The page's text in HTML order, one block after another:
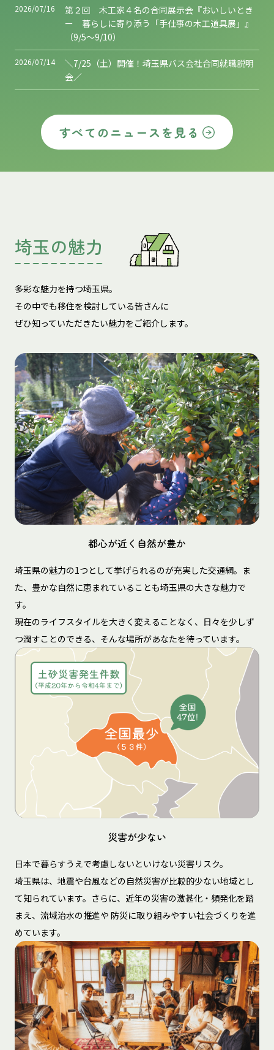
2026/07/16
第２回 木工家４名の合同展示会『おいしいとき
ー 暮らしに寄り添う「手仕事の木工道具展」』
（9/5～9/10）
2026/07/14
＼7/25（土）開催！埼玉県バス会社合同就職説明
会／
すべてのニュースを見る
埼玉の魅力
多彩な魅力を持つ埼玉県。
その中でも移住を検討している皆さんに
ぜひ知っていただきたい魅力をご紹介します。
都心が近く自然が豊か
埼玉県の魅力の1つとして挙げられるのが充実した交通網。ま
た、豊かな自然に恵まれていることも埼玉県の大きな魅力で
す。
現在のライフスタイルを大きく変えることなく、日々を少しず
つ潤すことのできる、そんな場所があなたを待っています。
災害が少ない
日本で暮らすうえで考慮しないといけない災害リスク。
埼玉県は、地震や台風などの自然災害が比較的少ない地域とし
て知られています。さらに、近年の災害の激甚化・頻発化を踏
まえ、流域治水の推進や 防災に取り組みやすい社会づくりを進
めています。